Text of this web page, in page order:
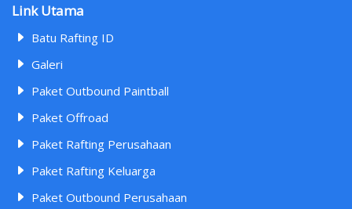
Link Utama
Batu Rafting ID
Galeri
Paket Outbound Paintball
Paket Offroad
Paket Rafting Perusahaan
Paket Rafting Keluarga
Paket Outbound Perusahaan